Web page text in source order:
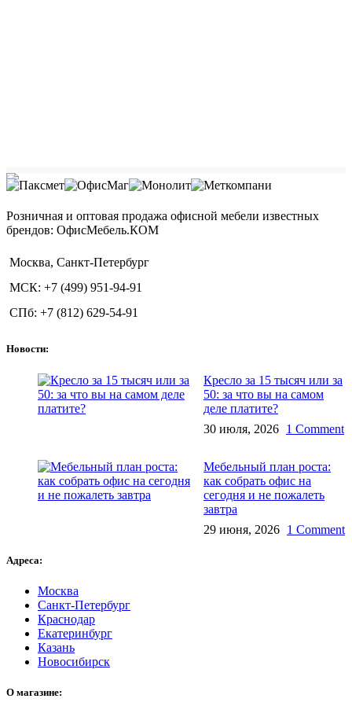
Розничная и оптовая продажа офисной мебели известных
брендов: ОфисМебель.КОМ
Москва, Санкт-Петербург
МСК: +7 (499) 951-94-91
СПб: +7 (812) 629-54-91
Новости:
Кресло за 15 тысяч или за
50: за что вы на самом
деле платите?
30 июля, 2026 1 Comment
Мебельный план роста:
как собрать офис на
сегодня и не пожалеть
завтра
29 июня, 2026 1 Comment
Адреса:
Москва
Санкт-Петербург
Краснодар
Екатеринбург
Казань
Новосибирск
О магазине: